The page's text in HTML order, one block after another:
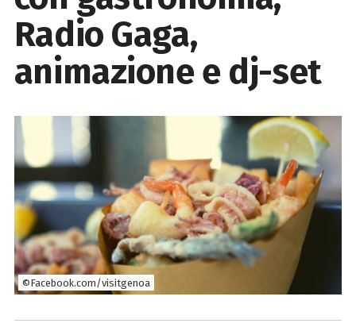
Radio Gaga,
animazione e dj-set
©Facebook.com/visitgenoa